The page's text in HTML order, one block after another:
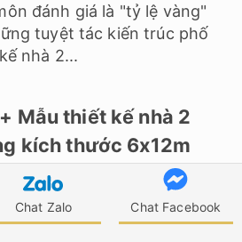
Chat Zalo Chat Facebook
đánh giá là "tỷ lệ vàng"
tuyệt tác kiến trúc phố
nhà 2...
Mẫu thiết kế nhà 2
kích thước 6x12m
tầng 6x12m ngày càng nhận